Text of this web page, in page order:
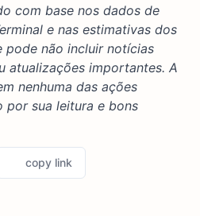
com base nos dados de
e nas estimativas dos
pode não incluir notícias
atualizações importantes. A
nenhuma das ações
por sua leitura e bons
copy link